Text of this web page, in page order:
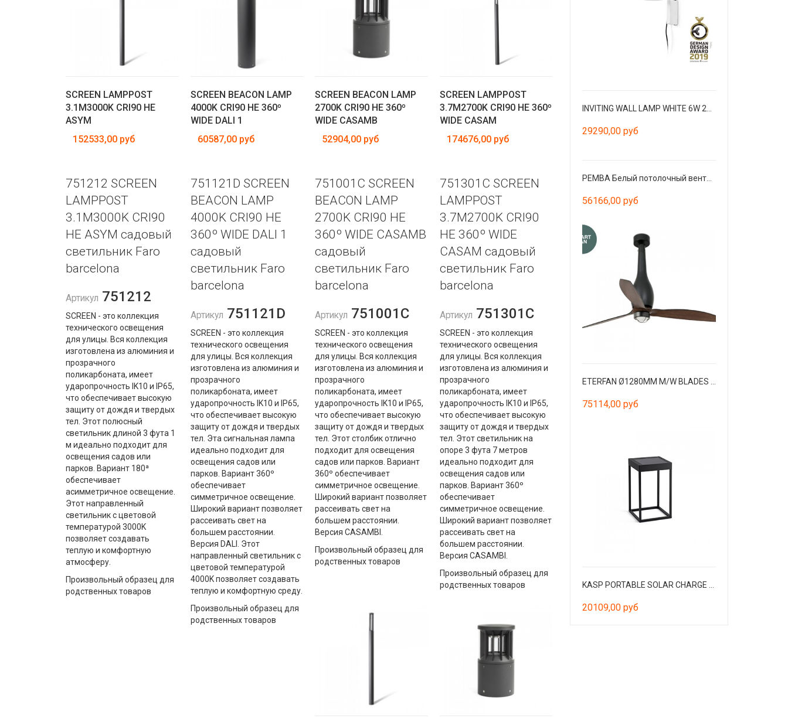
SCREEN LAMPPOST
3.1M3000K CRI90 HE
ASYM
152533,00 руб
751212 SCREEN
LAMPPOST
3.1M3000K CRI90
HE ASYM садовый
светильник Faro
barcelona
Артикул 751212
SCREEN - это коллекция
технического освещения
для улицы. Вся коллекция
изготовлена ​​из алюминия и
прозрачного
поликарбоната, имеет
ударопрочность IK10 и IP65,
что обеспечивает высокую
защиту от дождя и твердых
тел. Этот полюсный
светильник длиной 3 фута 1
м идеально подходит для
освещения садов или
парков. Вариант 180ª
обеспечивает
асимметричное освещение.
Этот направленный
светильник с цветовой
температурой 3000K
позволяет создавать
теплую и комфортную
атмосферу.
Произвольный образец для
родственных товаров
SCREEN BEACON LAMP
4000K CRI90 HE 360º
WIDE DALI 1
60587,00 руб
751121D SCREEN
BEACON LAMP
4000K CRI90 HE
360º WIDE DALI 1
садовый
светильник Faro
barcelona
Артикул 751121D
SCREEN - это коллекция
технического освещения
для улицы. Вся коллекция
изготовлена ​​из алюминия и
прозрачного
поликарбоната, имеет
ударопрочность IK10 и IP65,
что обеспечивает высокую
защиту от дождя и твердых
тел. Эта сигнальная лампа
идеально подходит для
освещения садов или
парков. Вариант 360º
обеспечивает
симметричное освещение.
Широкий вариант позволяет
рассеивать свет на
большем расстоянии.
Версия DALI. Этот
направленный светильник с
цветовой температурой
4000K позволяет создавать
теплую и комфортную среду.
Произвольный образец для
родственных товаров
SCREEN BEACON LAMP
2700K CRI90 HE 360º
WIDE CASAMB
52904,00 руб
751001C SCREEN
BEACON LAMP
2700K CRI90 HE
360º WIDE CASAMB
садовый
светильник Faro
barcelona
Артикул 751001C
SCREEN - это коллекция
технического освещения
для улицы. Вся коллекция
изготовлена ​​из алюминия и
прозрачного
поликарбоната, имеет
ударопрочность IK10 и IP65,
что обеспечивает высокую
защиту от дождя и твердых
тел. Этот столбик отлично
подходит для освещения
садов или парков. Вариант
360º обеспечивает
симметричное освещение.
Широкий вариант позволяет
рассеивать свет на
большем расстоянии.
Версия CASAMBI.
Произвольный образец для
родственных товаров
SCREEN LAMPPOST
3.7M2700K CRI90 HE 360º
WIDE CASAM
174676,00 руб
751301C SCREEN
LAMPPOST
3.7M2700K CRI90
HE 360º WIDE
CASAM садовый
светильник Faro
barcelona
Артикул 751301C
SCREEN - это коллекция
технического освещения
для улицы. Вся коллекция
изготовлена ​​из алюминия и
прозрачного
поликарбоната, имеет
ударопрочность IK10 и IP65,
что обеспечивает высокую
защиту от дождя и твердых
тел. Этот светильник на
опоре 3 фута 7 метров
идеально подходит для
освещения садов или
парков. Вариант 360º
обеспечивает
симметричное освещение.
Широкий вариант позволяет
рассеивать свет на
большем расстоянии.
Версия CASAMBI.
Произвольный образец для
родственных товаров
INVITING WALL LAMP WHITE 6W 2700K-4800K
29290,00 руб
PEMBA Белый потолочный вентилятор с двигателем постоянного тока
56166,00 руб
ETERFAN Ø1280MM M/W BLADES WOOD 17W 3000K W/R
75114,00 руб
KASP PORTABLE SOLAR CHARGE H.50 BLACK
20109,00 руб